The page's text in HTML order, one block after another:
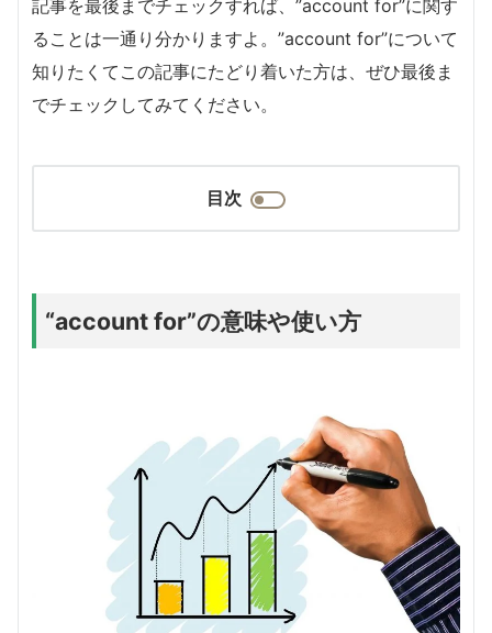
記事を最後までチェックすれば、”account for”に関す
ることは一通り分かりますよ。”account for”について
知りたくてこの記事にたどり着いた方は、ぜひ最後ま
でチェックしてみてください。
目次
“account for”の意味や使い方